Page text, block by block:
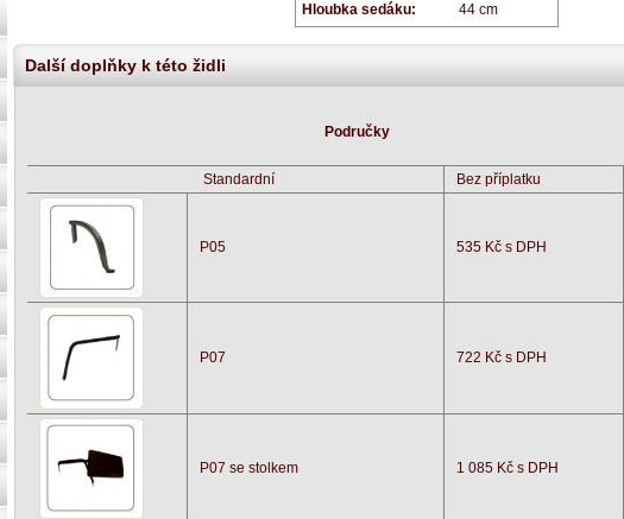
Hloubka sedáku:
44 cm
Další doplňky k této židli
Područky
Standardní Bez příplatku
P05 535 Kč s DPH
P07 722 Kč s DPH
P07 se stolkem 1 085 Kč s DPH